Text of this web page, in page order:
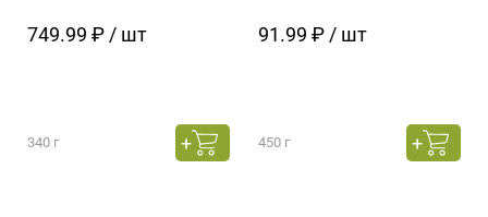
749.99 ₽ / шт
340 г
91.99 ₽ / шт
450 г